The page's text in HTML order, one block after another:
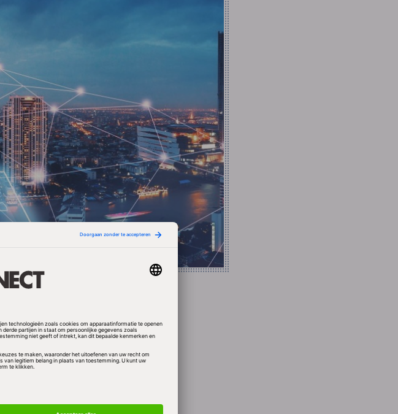
de partners hebben
servers. Bij de
en uit de
gedestilleerd.